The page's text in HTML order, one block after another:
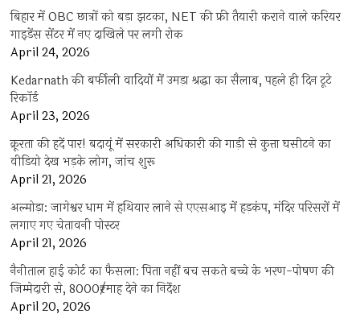
बिहार में OBC छात्रों को बड़ा झटका, NET की फ्री तैयारी कराने वाले करियर
गाइडेंस सेंटर में नए दाखिले पर लगी रोक
April 24, 2026
Kedarnath की बर्फीली वादियों में उमड़ा श्रद्धा का सैलाब, पहले ही दिन टूटे
रिकॉर्ड
April 23, 2026
क्रूरता की हदें पार! बदायूं में सरकारी अधिकारी की गाड़ी से कुत्ता घसीटने का
वीडियो देख भड़के लोग, जांच शुरू
April 21, 2026
अल्मोड़ा: जागेश्वर धाम में हथियार लाने से एएसआइ में हड़कंप, मंदिर परिसरों में
लगाए गए चेतावनी पोस्टर
April 21, 2026
नैनीताल हाई कोर्ट का फैसला: पिता नहीं बच सकते बच्चे के भरण-पोषण की
जिम्मेदारी से, 8000₹/माह देने का निर्देश
April 20, 2026